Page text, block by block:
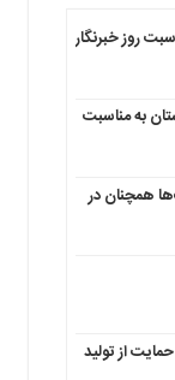
روز خبرنگار
به مناسبت
همچنان در
از تولید